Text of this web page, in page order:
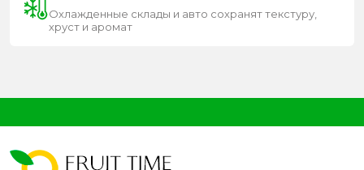
Охлажденные склады и авто сохранят текстуру,
хруст и аромат